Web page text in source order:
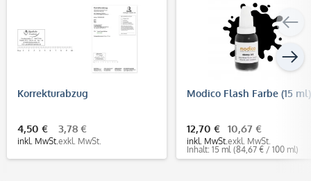
Korrekturabzug
4,50 €
inkl. MwSt.
3,78 €
exkl. MwSt.
Modico Flash Farbe (15 ml)
12,70 €
inkl. MwSt.
10,67 €
exkl. MwSt.
Inhalt: 15 ml (84,67 € / 100 ml)